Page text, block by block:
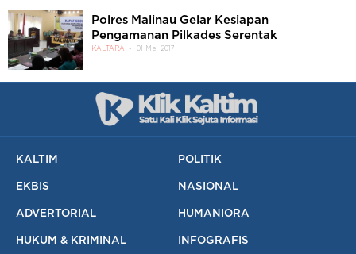
Polres Malinau Gelar Kesiapan
Pengamanan Pilkades Serentak
KALTARA 01 Mei 2017
KALTIM POLITIK
EKBIS NASIONAL
ADVERTORIAL HUMANIORA
HUKUM & KRIMINAL INFOGRAFIS